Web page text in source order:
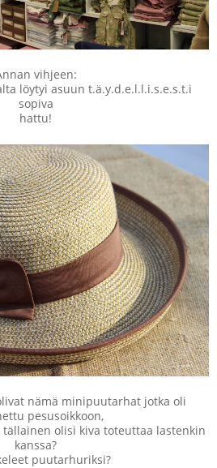
vihjeen:
löytyi asuun t.ä.y.d.e.l.l.i.s.e.s.t.i
sopiva
hattu!
nämä minipuutarhat jotka oli
pesusoikkoon,
olisi kiva toteuttaa lastenkin
kanssa?
puutarhuriksi?